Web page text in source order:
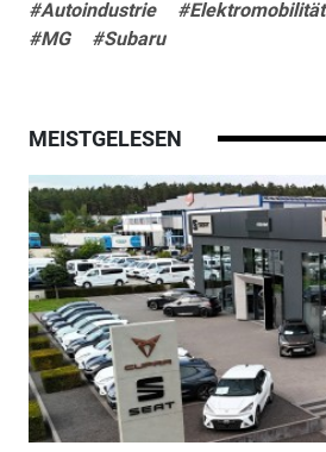
#Autoindustrie #Elektromobilität
#MG
#Subaru
MEISTGELESEN